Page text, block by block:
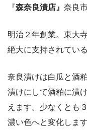
『森奈良漬店』 奈良
明治２年創業。東大
絶大に支持されてい
奈良漬けは白瓜と酒
漬けにして酒粕に漬
えます。少なくとも
濃い色へと変化しま